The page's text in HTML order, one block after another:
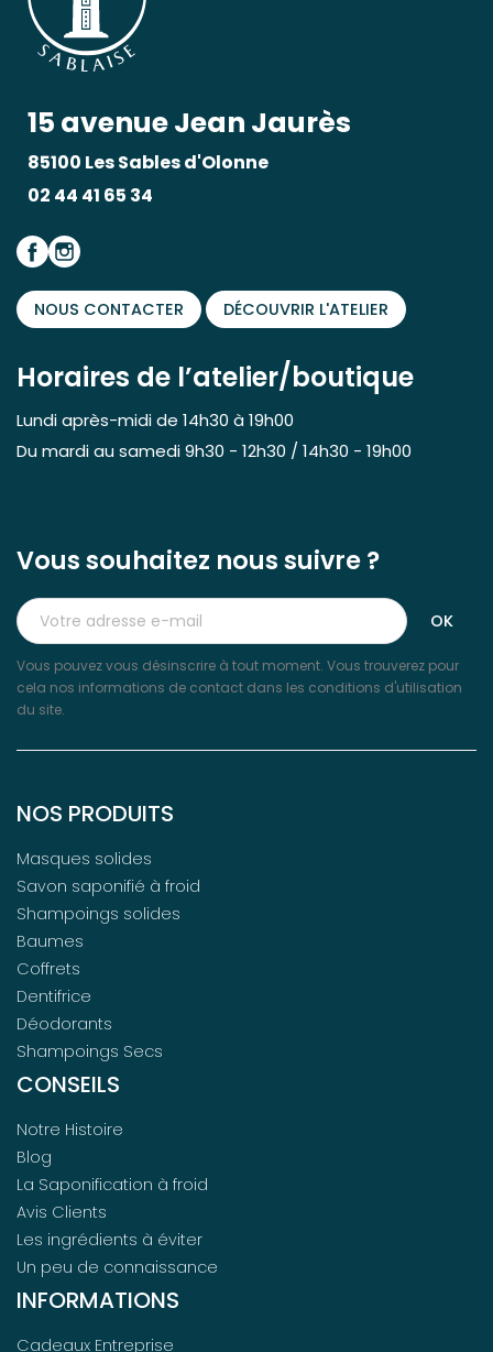
15 avenue Jean Jaurès
85100 Les Sables d'Olonne
02 44 41 65 34
NOUS CONTACTER DÉCOUVRIR L'ATELIER
Horaires de l’atelier/boutique
Lundi après-midi de 14h30 à 19h00
Du mardi au samedi 9h30 - 12h30 / 14h30 - 19h00
Vous souhaitez nous suivre ?
Vous pouvez vous désinscrire à tout moment. Vous trouverez pour
cela nos informations de contact dans les conditions d'utilisation
du site.
NOS PRODUITS
Masques solides
Savon saponifié à froid
Shampoings solides
Baumes
Coffrets
Dentifrice
Déodorants
Shampoings Secs
CONSEILS
Notre Histoire
Blog
La Saponification à froid
Avis Clients
Les ingrédients à éviter
Un peu de connaissance
INFORMATIONS
Cadeaux Entreprise